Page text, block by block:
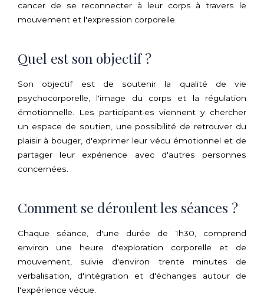
cancer de se reconnecter à leur corps à travers le
mouvement et l'expression corporelle.
Quel est son objectif ?
Son objectif est de soutenir la qualité de vie
psychocorporelle, l'image du corps et la régulation
émotionnelle. Les participant·es viennent y chercher
un espace de soutien, une possibilité de retrouver du
plaisir à bouger, d'exprimer leur vécu émotionnel et de
partager leur expérience avec d'autres personnes
concernées.
Comment se déroulent les séances ?
Chaque séance, d'une durée de 1h30, comprend
environ une heure d'exploration corporelle et de
mouvement, suivie d'environ trente minutes de
verbalisation, d'intégration et d'échanges autour de
l'expérience vécue.